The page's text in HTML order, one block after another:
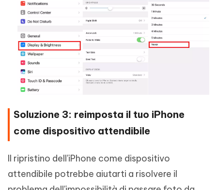
Soluzione 3: reimposta il tuo iPhone
come dispositivo attendibile
Il ripristino dell'iPhone come dispositivo
attendibile potrebbe aiutarti a risolvere il